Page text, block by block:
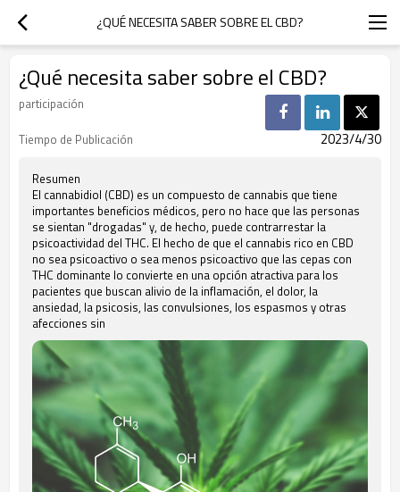
¿QUÉ NECESITA SABER SOBRE EL CBD?
¿Qué necesita saber sobre el CBD?
participación
Tiempo de Publicación
2023/4/30
Resumen
El cannabidiol (CBD) es un compuesto de cannabis que tiene
importantes beneficios médicos, pero no hace que las personas
se sientan "drogadas" y, de hecho, puede contrarrestar la
psicoactividad del THC. El hecho de que el cannabis rico en CBD
no sea psicoactivo o sea menos psicoactivo que las cepas con
THC dominante lo convierte en una opción atractiva para los
pacientes que buscan alivio de la inflamación, el dolor, la
ansiedad, la psicosis, las convulsiones, los espasmos y otras
afecciones sin